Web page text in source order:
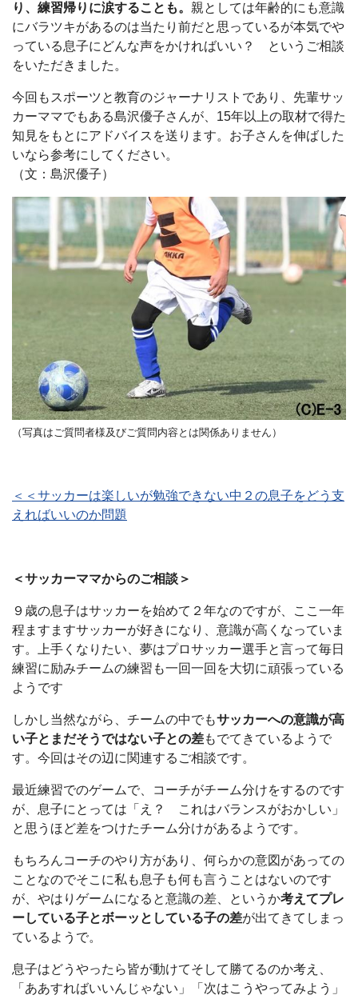
り、練習帰りに涙することも。 親としては年齢的にも意識
にバラツキがあるのは当たり前だと思っているが本気でや
っている息子にどんな声をかければいい？ というご相談
をいただきました。
今回もスポーツと教育のジャーナリストであり、先輩サッ
カーママでもある島沢優子さんが、15年以上の取材で得た
知見をもとにアドバイスを送ります。お子さんを伸ばした
いなら参考にしてください。
（文：島沢優子）
（写真はご質問者様及びご質問内容とは関係ありません）
＜＜サッカーは楽しいが勉強できない中２の息子をどう支
えればいいのか問題
＜サッカーママからのご相談＞
９歳の息子はサッカーを始めて２年なのですが、ここ一年
程ますますサッカーが好きになり、意識が高くなっていま
す。上手くなりたい、夢はプロサッカー選手と言って毎日
練習に励みチームの練習も一回一回を大切に頑張っている
ようです
しかし当然ながら、チームの中でもサッカーへの意識が高
い子とまだそうではない子との差もでてきているようで
す。今回はその辺に関連するご相談です。
最近練習でのゲームで、コーチがチーム分けをするのです
が、息子にとっては「え？ これはバランスがおかしい」
と思うほど差をつけたチーム分けがあるようです。
もちろんコーチのやり方があり、何らかの意図があっての
ことなのでそこに私も息子も何も言うことはないのです
が、やはりゲームになると意識の差、というか考えてプレ
ーしている子とボーッとしている子の差が出てきてしまっ
ているようで。
息子はどうやったら皆が動けてそして勝てるのか考え、
「ああすればいいんじゃない」「次はこうやってみよう」